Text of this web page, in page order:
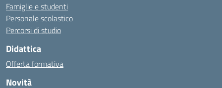
Famiglie e studenti
Personale scolastico
Percorsi di studio
Didattica
Offerta formativa
Novità